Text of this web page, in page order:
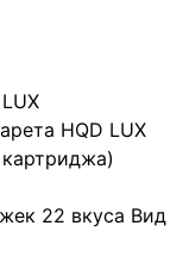
HQD LUX
22 вкуса Вид